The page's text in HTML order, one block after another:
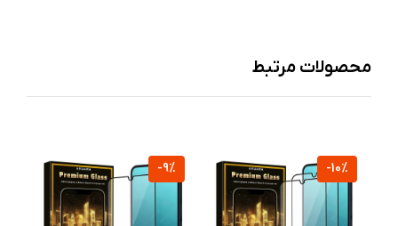
محصولات مرتبط
-10%
-9%